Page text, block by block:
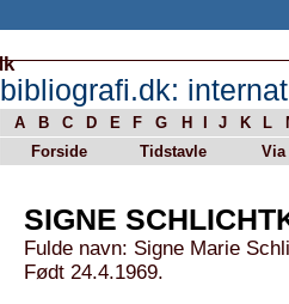
bibliografi.dk:
A B C D E F G H J K L
Forside
Tidstavle Via
SIGNE
Fulde navn: Signe Marie
Født 24.4.1969.